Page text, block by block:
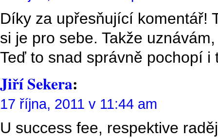
Díky za upřesňující komentář!
si je pro sebe. Takže
Teď to snad správně pochopí
Jiří Sekera:
17 října, 2011 v 11:44 am
U success fee, respektive